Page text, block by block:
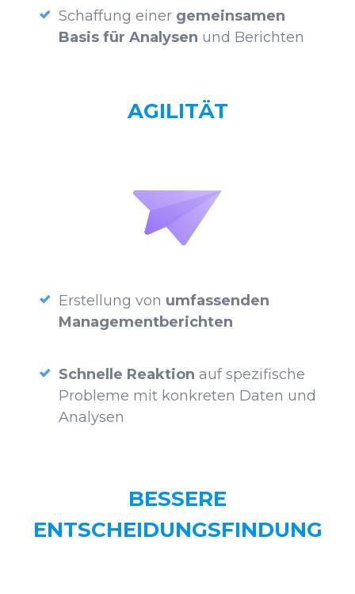
Schaffung einer gemeinsamen
Basis für Analysen und Berichten
AGILITÄT
Erstellung von umfassenden
Managementberichten
Schnelle Reaktion auf spezifische
Probleme mit konkreten Daten und
Analysen
BESSERE
ENTSCHEIDUNGSFINDUNG